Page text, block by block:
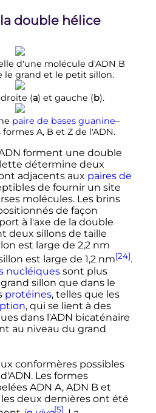
double hélice
d'une molécule d'ADN B
le grand et le petit sillon.
(a) et gauche (b).
paire de bases guanine–
formes A, B et Z de l'ADN.
forment une double
détermine deux
adjacents aux paires de
de fournir un site
molécules. Les brins
de façon
à l'axe de la double
deux sillons de taille
est large de 2,2 nm
est large de 1,2 nm[24].
nucléiquessont plus
sillon que dans le
protéines, telles que les
, qui se lient à des
dans l'ADN bicaténaire
au niveau du grand
conformères possibles
Les formes
ADN A, ADN Bet
deux dernières ont été
[5]